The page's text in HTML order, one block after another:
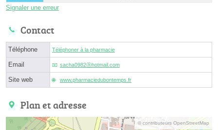
Signaler une erreur
Contact
Téléphone Téléphoner à la pharmacie
Email sacha0982ⓐhotmail.com
Site web www.pharmaciedubontemps.fr
Plan et adresse
© contributeurs OpenStreetMap